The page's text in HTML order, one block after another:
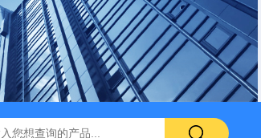
安捷伦Agilent色谱柱清单1 产品价格